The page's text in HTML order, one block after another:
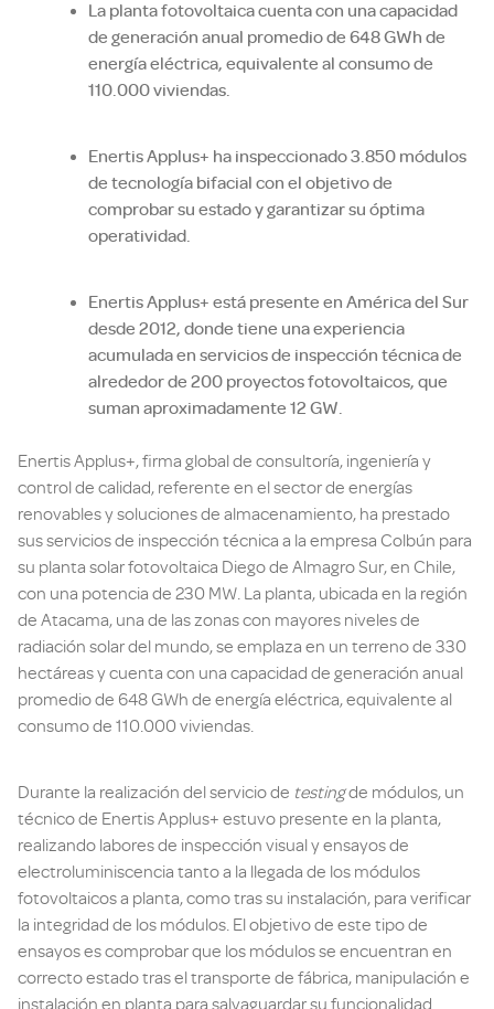
La planta fotovoltaica cuenta con una capacidad
de generación anual promedio de 648 GWh de
energía eléctrica, equivalente al consumo de
110.000 viviendas.
Enertis Applus+ ha inspeccionado 3.850 módulos
de tecnología bifacial con el objetivo de
comprobar su estado y garantizar su óptima
operatividad.
Enertis Applus+ está presente en América del Sur
desde 2012, donde tiene una experiencia
acumulada en servicios de inspección técnica de
alrededor de 200 proyectos fotovoltaicos, que
suman aproximadamente 12 GW.
Enertis Applus+, firma global de consultoría, ingeniería y
control de calidad, referente en el sector de energías
renovables y soluciones de almacenamiento, ha prestado
sus servicios de inspección técnica a la empresa Colbún para
su planta solar fotovoltaica Diego de Almagro Sur, en Chile,
con una potencia de 230 MW. La planta, ubicada en la región
de Atacama, una de las zonas con mayores niveles de
radiación solar del mundo, se emplaza en un terreno de 330
hectáreas y cuenta con una capacidad de generación anual
promedio de 648 GWh de energía eléctrica, equivalente al
consumo de 110.000 viviendas.
Durante la realización del servicio de testingde módulos, un
técnico de Enertis Applus+ estuvo presente en la planta,
realizando labores de inspección visual y ensayos de
electroluminiscencia tanto a la llegada de los módulos
fotovoltaicos a planta, como tras su instalación, para verificar
la integridad de los módulos. El objetivo de este tipo de
ensayos es comprobar que los módulos se encuentran en
correcto estado tras el transporte de fábrica, manipulación e